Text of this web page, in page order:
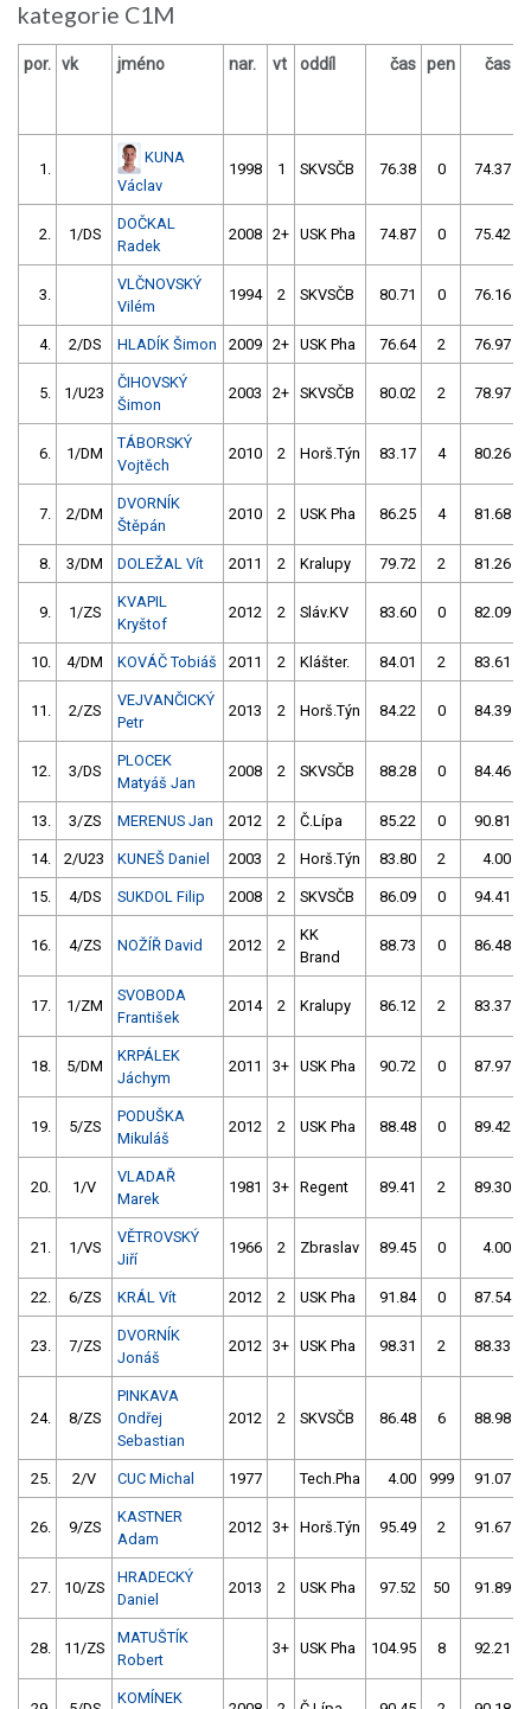
kategorie C1M
por. vk jméno nar. vt oddíl čas pen čas
1.
KUNA
Václav
1998 1 SKVSČB 76.38 0 74.37
2. 1/DS
DOČKAL
Radek
2008 2+ USK Pha 74.87 0 75.42
3.
VLČNOVSKÝ
Vilém
1994 2 SKVSČB 80.71 0 76.16
4. 2/DS HLADÍK Šimon 2009 2+ USK Pha 76.64 2 76.97
5. 1/U23
ČIHOVSKÝ
Šimon
2003 2+ SKVSČB 80.02 2 78.97
6. 1/DM
TÁBORSKÝ
Vojtěch
2010 2 Horš.Týn 83.17 4 80.26
7. 2/DM
DVORNÍK
Štěpán
2010 2 USK Pha 86.25 4 81.68
8. 3/DM DOLEŽAL Vít 2011 2 Kralupy 79.72 2 81.26
9. 1/ZS
KVAPIL
Kryštof
2012 2 Sláv.KV 83.60 0 82.09
10. 4/DM KOVÁČ Tobiáš 2011 2 Klášter. 84.01 2 83.61
11. 2/ZS
VEJVANČICKÝ
Petr
2013 2 Horš.Týn 84.22 0 84.39
12. 3/DS
PLOCEK
Matyáš Jan
2008 2 SKVSČB 88.28 0 84.46
13. 3/ZS MERENUS Jan 2012 2 Č.Lípa 85.22 0 90.81
14. 2/U23 KUNEŠ Daniel 2003 2 Horš.Týn 83.80 2 4.00
15. 4/DS SUKDOL Filip 2008 2 SKVSČB 86.09 0 94.41
16. 4/ZS NOŽÍŘ David 2012 2
KK
Brand
88.73 0 86.48
17. 1/ZM
SVOBODA
František
2014 2 Kralupy 86.12 2 83.37
18. 5/DM
KRPÁLEK
Jáchym
2011 3+ USK Pha 90.72 0 87.97
19. 5/ZS
PODUŠKA
Mikuláš
2012 2 USK Pha 88.48 0 89.42
20. 1/V
VLADAŘ
Marek
1981 3+ Regent 89.41 2 89.30
21. 1/VS
VĚTROVSKÝ
Jiří
1966 2 Zbraslav 89.45 0 4.00
22. 6/ZS KRÁL Vít 2012 2 USK Pha 91.84 0 87.54
23. 7/ZS
DVORNÍK
Jonáš
2012 3+ USK Pha 98.31 2 88.33
24. 8/ZS
PINKAVA
Ondřej
Sebastian
2012 2 SKVSČB 86.48 6 88.98
25. 2/V CUC Michal 1977 Tech.Pha 4.00 999 91.07
26. 9/ZS
KASTNER
Adam
2012 3+ Horš.Týn 95.49 2 91.67
27. 10/ZS
HRADECKÝ
Daniel
2013 2 USK Pha 97.52 50 91.89
28. 11/ZS
MATUŠTÍK
Robert
3+ USK Pha 104.95 8 92.21
KOMÍNEK